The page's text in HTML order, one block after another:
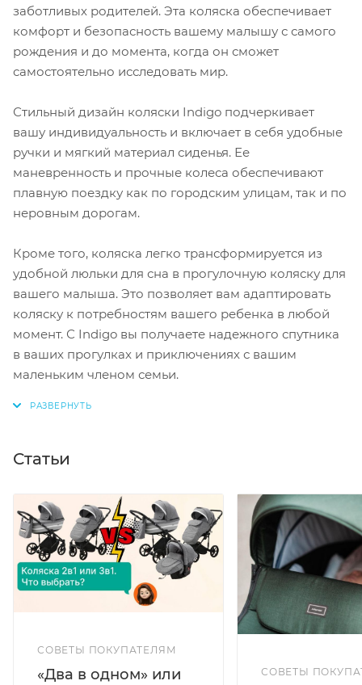
заботливых родителей. Эта коляска обеспечивает
комфорт и безопасность вашему малышу с самого
рождения и до момента, когда он сможет
самостоятельно исследовать мир.
Стильный дизайн коляски Indigo подчеркивает
вашу индивидуальность и включает в себя удобные
ручки и мягкий материал сиденья. Ее
маневренность и прочные колеса обеспечивают
плавную поездку как по городским улицам, так и по
неровным дорогам.
Кроме того, коляска легко трансформируется из
удобной люльки для сна в прогулочную коляску для
вашего малыша. Это позволяет вам адаптировать
коляску к потребностям вашего ребенка в любой
момент. С Indigo вы получаете надежного спутника
в ваших прогулках и приключениях с вашим
маленьким членом семьи.
Статьи
СОВЕТЫ ПОКУПАТЕЛЯМ
«Два в одном» или
СОВЕТЫ